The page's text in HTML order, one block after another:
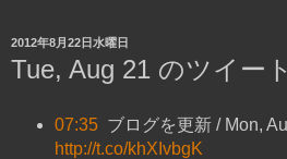
2012年8月22日水曜日
Tue, Aug 21 のツイート
07:35 ブログを更新 / Mon,
http://t.co/khXIvbgK